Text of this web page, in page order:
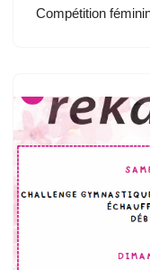
Compétition